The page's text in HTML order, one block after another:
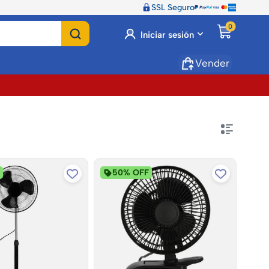
SSL Seguro
Iniciar sesión
0
Vender
50% OFF